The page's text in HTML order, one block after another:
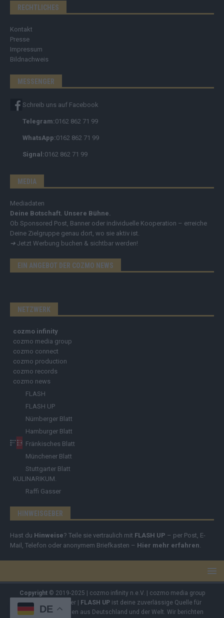
RECHTLICHES
Kontakt
Presse
Impressum
Bildnachweis
MESSENGER
Schreib uns auf Facebook
Telegram:0162 862 71 99
WhatsApp:0162 862 71 99
Signal:0162 862 71 99
MEDIA
Mediadaten
Deine Botschaft. Unsere Bühne.
Ob Sponsored Post, Banner oder individuelle Kooperation – erreiche
Deine Zielgruppe genau dort, wo sie aktiv ist.
➔ Jetzt Werbung buchen & sichtbar werden!
EIN ANGEBOT DER COZMO NEWS
NETZWERK
cozmo infinity
cozmo media group
cozmo connect
cozmo production
cozmo records
cozmo news
FLASH
FLASH UP
Nürnberger Blatt
Hamburger Blatt
Fränkisches Blatt
Münchener Blatt
Stuttgarter Blatt
KULINARIKUM.
Raffi Gasser
HINWEISGEBER
Hast du Hinweise? Teile sie vertraulich mit FLASH UP – per Post, E-
Mail, Telefon oder anonymem Briefkasten – Hier mehr erfahren.
Copyright© 2019-2025 | cozmo infinity n.e.V. | cozmo media group
Verlag Raffi Gasser |
FLASH UPist deine zuverlässige Quelle für
aktuelle Nachrichten aus Deutschland und der Welt. Wir berichten
DE